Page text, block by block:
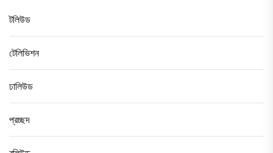
টলিউড
টেলিভিশন
ঢালিউড
প্রচ্ছদ